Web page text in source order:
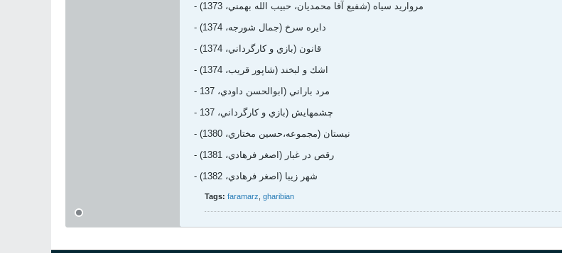
- مرواريد سياه (شفيع‌ آقا محمديان، حبيب الله بهمني، 1373)
- دايره سرخ (جمال شورجه، 1374)
- قانون (بازي و كارگرداني، 1374)
- اشك و لبخند (شاپور قريب، 1374)
- مرد باراني (ابوالحسن داودي، 137
- چشمهايش (بازي و كارگرداني، 137
- نيستان (مجموعه،حسين مختاري، 1380)
- رقص در غبار (اصغر فرهادي، 1381)
- شهر زيبا (اصغر فرهادي، 1382)
Tags: faramarz gharibian